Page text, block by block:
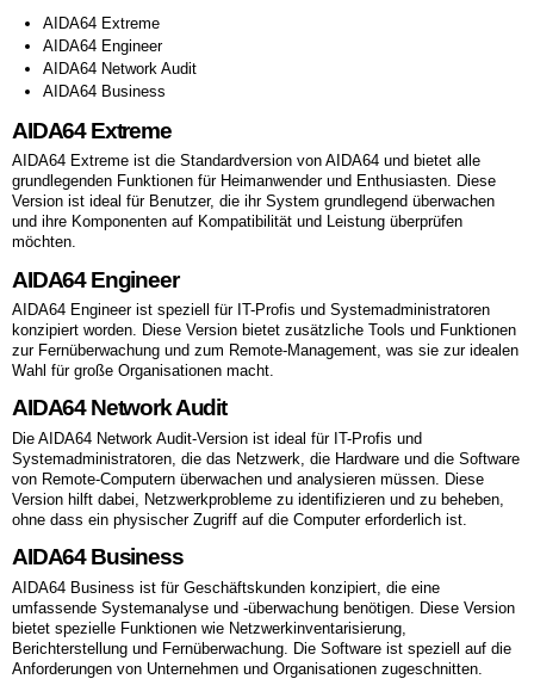
AIDA64 Extreme
AIDA64 Engineer
AIDA64 Network Audit
AIDA64 Business
AIDA64 Extreme
AIDA64 Extreme ist die Standardversion von AIDA64 und bietet alle
grundlegenden Funktionen für Heimanwender und Enthusiasten. Diese
Version ist ideal für Benutzer, die ihr System grundlegend überwachen
und ihre Komponenten auf Kompatibilität und Leistung überprüfen
möchten.
AIDA64 Engineer
AIDA64 Engineer ist speziell für IT-Profis und Systemadministratoren
konzipiert worden. Diese Version bietet zusätzliche Tools und Funktionen
zur Fernüberwachung und zum Remote-Management, was sie zur idealen
Wahl für große Organisationen macht.
AIDA64 Network Audit
Die AIDA64 Network Audit-Version ist ideal für IT-Profis und
Systemadministratoren, die das Netzwerk, die Hardware und die Software
von Remote-Computern überwachen und analysieren müssen. Diese
Version hilft dabei, Netzwerkprobleme zu identifizieren und zu beheben,
ohne dass ein physischer Zugriff auf die Computer erforderlich ist.
AIDA64 Business
AIDA64 Business ist für Geschäftskunden konzipiert, die eine
umfassende Systemanalyse und -überwachung benötigen. Diese Version
bietet spezielle Funktionen wie Netzwerkinventarisierung,
Berichterstellung und Fernüberwachung. Die Software ist speziell auf die
Anforderungen von Unternehmen und Organisationen zugeschnitten.